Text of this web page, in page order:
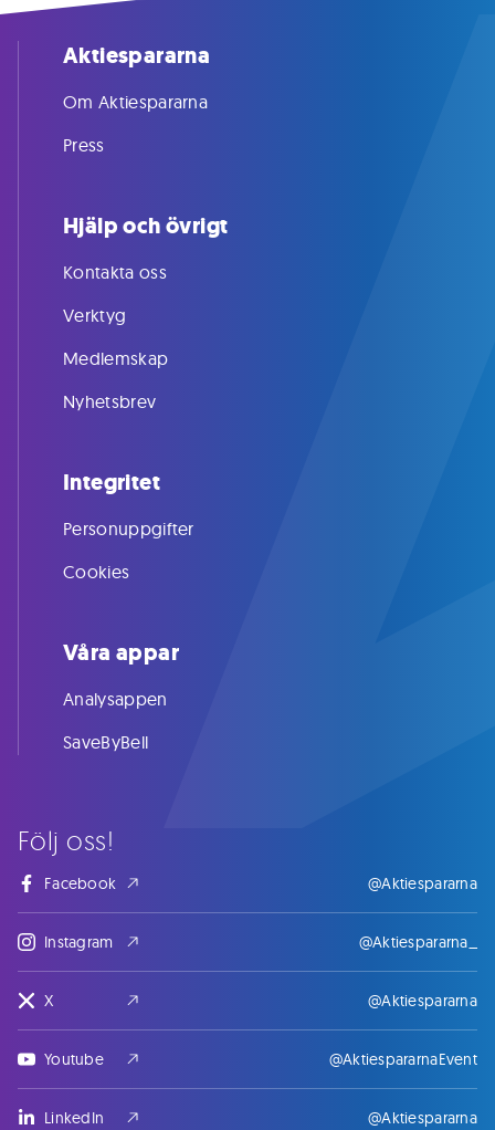
Följ oss!
Facebook @Aktiespararna
Instagram @Aktiespararna_
X @Aktiespararna
Youtube @AktiespararnaEvent
LinkedIn @Aktiespararna
Aktiespararna
Om Aktiespararna
Press
Hjälp och övrigt
Kontakta oss
Verktyg
Medlemskap
Nyhetsbrev
Integritet
Personuppgifter
Cookies
Våra appar
Analysappen
SaveByBell